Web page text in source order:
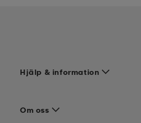
Hjälp & information
Om oss